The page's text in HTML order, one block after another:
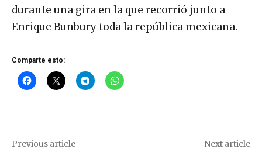
durante una gira en la que recorrió junto a
Enrique Bunbury toda la república mexicana.
Comparte esto:
Previous article Next article